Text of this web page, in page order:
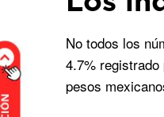
No todos los
4.7%
pesos